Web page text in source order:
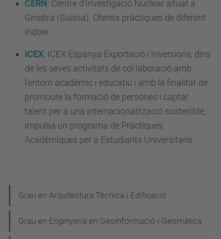
CERN: Centre d'Investigació Nuclear situat a
Ginebra (Suïssa). Ofereix pràctiques de diferent
índole.
ICEX: ICEX Espanya Exportació i Inversions, dins
de les seves activitats de col·laboració amb
l'entorn acadèmic i educatiu i amb la finalitat de
promoure la formació de persones i captar
talent per a una internacionalització sostenible,
impulsa un programa de Pràctiques
Acadèmiques per a Estudiants Universitaris.
a
v
Grau en Arquitectura Tècnica i Edificació
Grau en Enginyeria en Geoinformació i Geomàtica